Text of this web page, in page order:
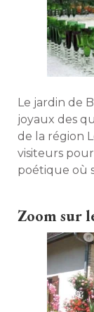
Le jardin de
joyaux des
de la région
visiteurs
poétique où
Zoom sur